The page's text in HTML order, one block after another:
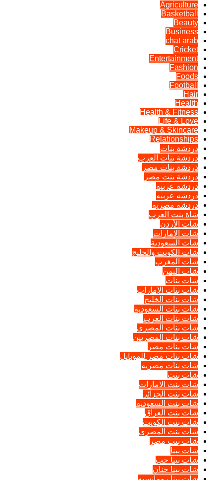
Agriculture
Basketball
Beauty
Business
chat arab
Cricket
Entertainment
Fashion
Foods
Football
Hair
Health
Health & Fitness
Life & Love
Makeup & Skincare
Relationships
دردشة بنات
دردشة بنات العرب
دردشة بنات مصر
دردشة بنت مصر
دردشه عربيه
دردشه عربيه
دردشه مصريه
شاة بنت العرب
شات الأردن
شات الإمارات
شات السعودية
شات الكويت والخليج
شات المغرب
شات اليمن
شات بنات
شات بنات الإمارات
شات بنات الخليج
شات بنات السعودية
شات بنات العرب
شات بنات المصرى
شات بنات المصريين
شات بنات مصر
شات بنات مصر للموبايل
شات بنات مصريه
شات بنت
شات بنت الامارات
شات بنت الجزائر
شات بنت السعوديه
شات بنت العراق
شات بنت الكويت
شات بنت المصرى
شات بنت مصر
شات بينا
شات بينا حب
شات بينا حنان